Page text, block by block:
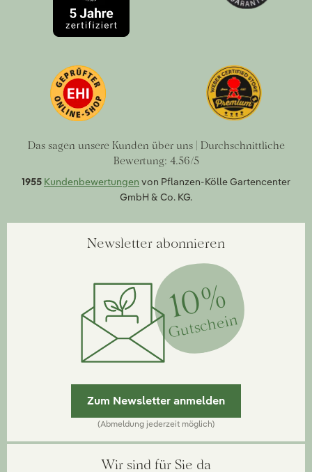
Das sagen unsere Kunden über uns | Durchschnittliche
Bewertung: 4.56/5
1955 Kundenbewertungen von Pflanzen-Kölle Gartencenter
GmbH & Co. KG.
Newsletter abonnieren
10%
Gutschein
Zum Newsletter anmelden
(Abmeldung jederzeit möglich)
Wir sind für Sie da